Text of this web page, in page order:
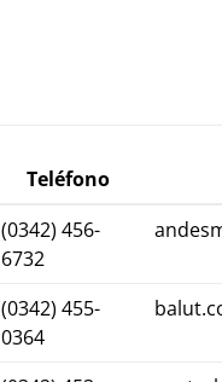
Teléfono
(0342) 456-
6732
(0342) 455-
0364